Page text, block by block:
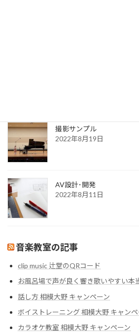
撮影サンプル
2022年8月19日
AV設計･開発
2022年8月11日
音楽教室の記事
clip music 辻堂のQRコード
お風呂場で声が良く響き歌いやすい本
話し方 相模大野 キャンペーン
ボイストレーニング 相模大野 キャンペ
カラオケ教室 相模大野 キャンペーン